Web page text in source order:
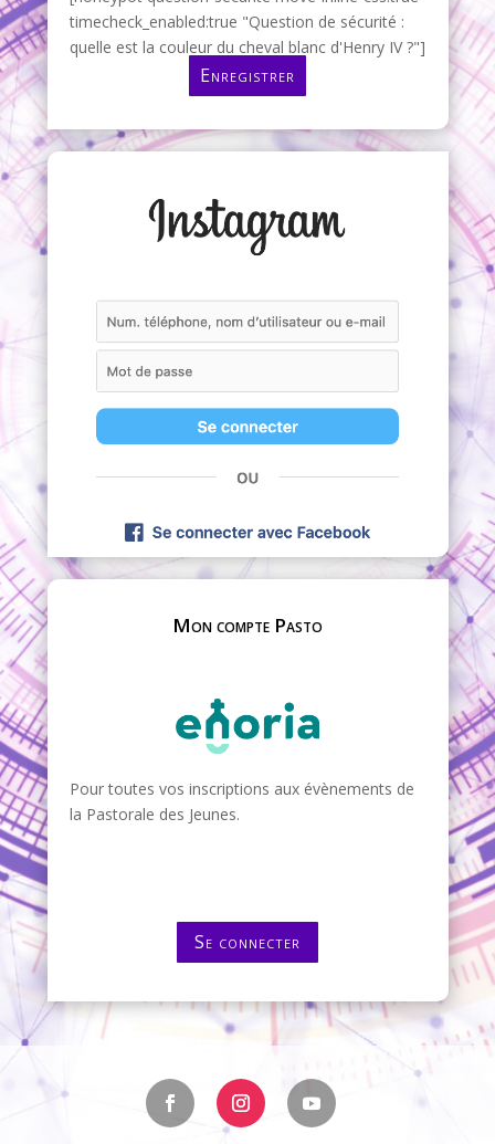
timecheck_enabled:true "Question de sécurité :
quelle est la couleur du cheval blanc d'Henry IV ?"]
Enregistrer
Mon compte Pasto
Pour toutes vos inscriptions aux évènements de
la Pastorale des Jeunes.
Se connecter